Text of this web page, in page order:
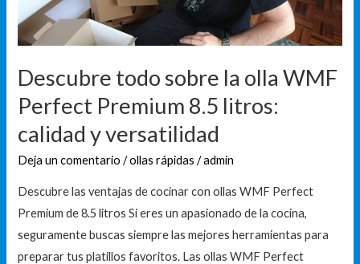
Descubre todo sobre la olla WMF
Perfect Premium 8.5 litros:
calidad y versatilidad
Deja un comentario /ollas rápidas /admin
Descubre las ventajas de cocinar con ollas WMF Perfect
Premium de 8.5 litros Si eres un apasionado de la cocina,
seguramente buscas siempre las mejores herramientas para
preparar tus platillos favoritos. Las ollas WMF Perfect
Perfect
Premium
8.5
litros:
calidad
y
versatilidad